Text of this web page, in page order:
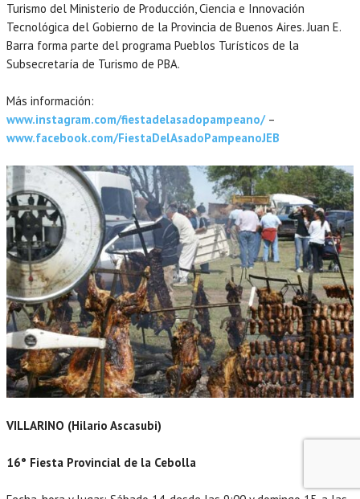
Turismo del Ministerio de Producción, Ciencia e Innovación
Tecnológica del Gobierno de la Provincia de Buenos Aires. Juan E.
Barra forma parte del programa Pueblos Turísticos de la
Subsecretaría de Turismo de PBA.
Más información:
www.instagram.com/fiestadelasadopampeano/–
www.facebook.com/FiestaDelAsadoPampeanoJEB
VILLARINO (Hilario Ascasubi)
16° Fiesta Provincial de la Cebolla